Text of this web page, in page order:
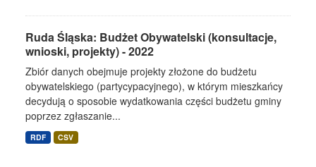
Ruda Śląska: Budżet Obywatelski (konsultacje,
wnioski, projekty) - 2022
Zbiór danych obejmuje projekty złożone do budżetu
obywatelskiego (partycypacyjnego), w którym mieszkańcy
decydują o sposobie wydatkowania części budżetu gminy
poprzez zgłaszanie...
RDF CSV